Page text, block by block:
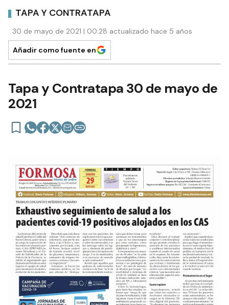
TAPA Y CONTRATAPA
30 de mayo de 2021 | 00:28 actualizado hace 5 años
Añadir como fuente en
Tapa y Contratapa 30 de mayo de
2021